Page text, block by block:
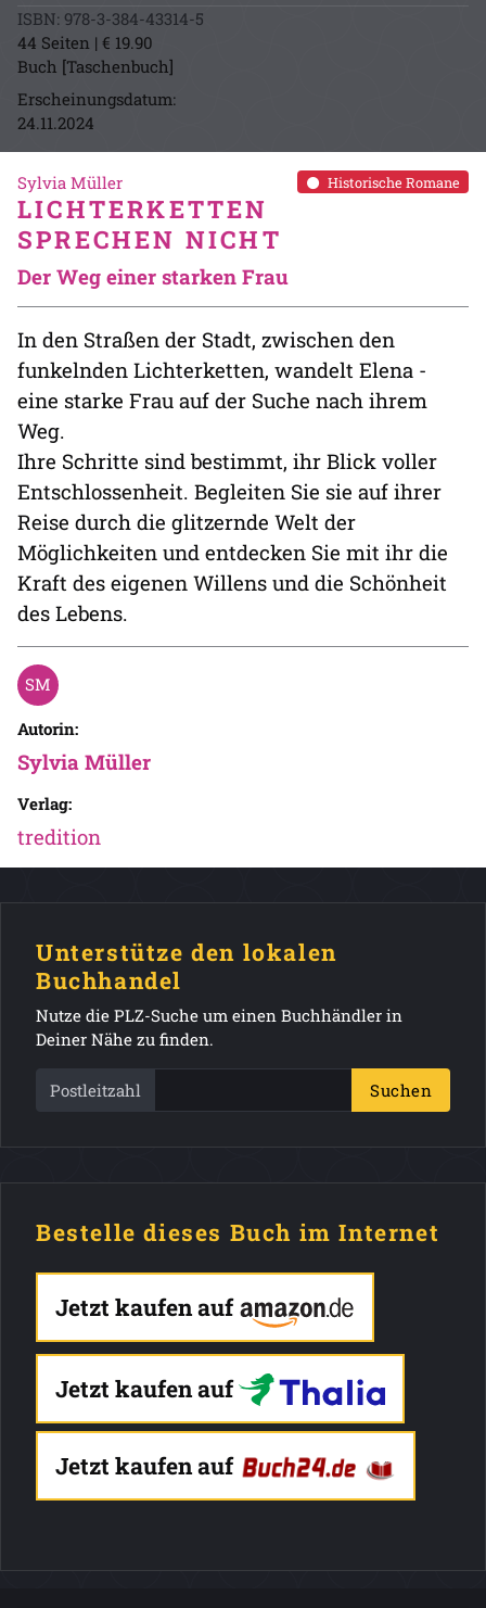
ISBN: 978-3-384-43314-5
44 Seiten | € 19.90
Buch [Taschenbuch]
Erscheinungsdatum:
24.11.2024
Historische Romane
Sylvia Müller
LICHTERKETTEN
SPRECHEN NICHT
Der Weg einer starken Frau
In den Straßen der Stadt, zwischen den
funkelnden Lichterketten, wandelt Elena -
eine starke Frau auf der Suche nach ihrem
Weg.
Ihre Schritte sind bestimmt, ihr Blick voller
Entschlossenheit. Begleiten Sie sie auf ihrer
Reise durch die glitzernde Welt der
Möglichkeiten und entdecken Sie mit ihr die
Kraft des eigenen Willens und die Schönheit
des Lebens.
Autorin:
Sylvia Müller
Verlag:
tredition
Unterstütze den lokalen
Buchhandel
Nutze die PLZ-Suche um einen Buchhändler in
Deiner Nähe zu finden.
Postleitzahl Suchen
Bestelle dieses Buch im Internet
Jetzt kaufen auf
Jetzt kaufen auf
Jetzt kaufen auf